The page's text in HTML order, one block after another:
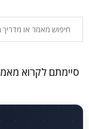
סיימתם לקרוא